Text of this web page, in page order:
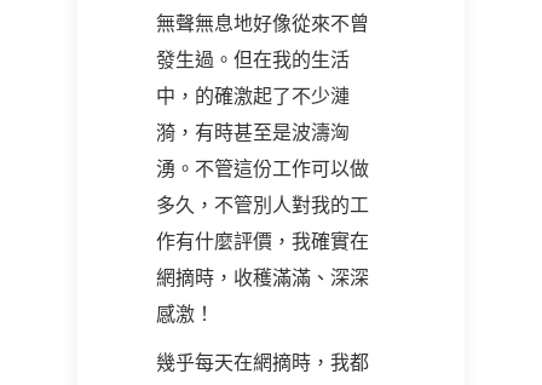
無聲無息地好像從來不曾
發生過。但在我的生活
中，的確激起了不少漣
漪，有時甚至是波濤洶
湧。不管這份工作可以做
多久，不管別人對我的工
作有什麼評價，我確實在
網摘時，收穫滿滿、深深
感激！
幾乎每天在網摘時，我都